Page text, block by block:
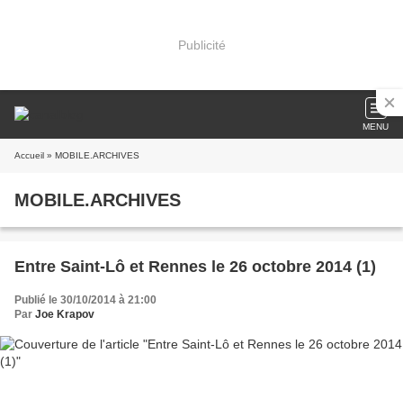
Publicité
MENU
Accueil » MOBILE.ARCHIVES
MOBILE.ARCHIVES
Entre Saint-Lô et Rennes le 26 octobre 2014 (1)
Publié le 30/10/2014 à 21:00
Par Joe Krapov